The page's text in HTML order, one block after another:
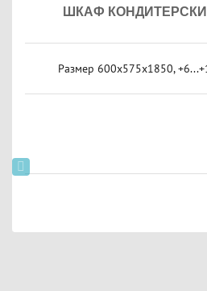
ШКАФ КОНДИТЕРСКИЙ
Размер 600х575х1850,